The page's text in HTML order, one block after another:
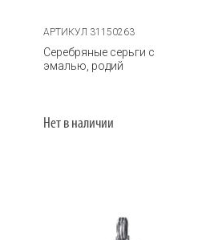
АРТИКУЛ 31150263
Серебряные серьги с
эмалью, родий
Нет в наличии